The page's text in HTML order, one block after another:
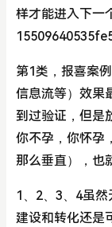
样才能进入下一
第1类，报喜案
信息流等）效果
到过验证，但是
你不孕，你怀孕
那么垂直），也
1、2、3、4虽
建设和转化还是